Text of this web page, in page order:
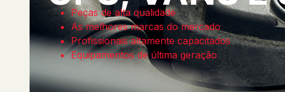
Peças de alta qualidade
As melhores marcas do mercado
Profissionais altamente capacitados
Equipamentos de última geração